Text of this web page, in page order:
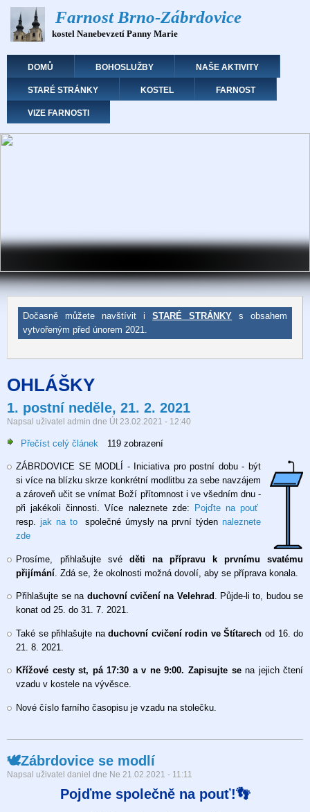
Přejít
hlavnímu
Farnost Brno-Zábrdovice
kostel Nanebevzetí Panny Marie
Hlavní navigace
DOMŮ BOHOSLUŽBY NAŠE AKTIVITY
STARÉ STRÁNKY KOSTEL FARNOST
VIZE FARNOSTI
Dočasně můžete navštívit iSTARÉ STRÁNKY s obsahem
vytvořeným před únorem 2021.
OHLÁŠKY
1. postní neděle, 21. 2. 2021
Napsal uživatel admin dne Út 23.02.2021 - 12:40
Přečíst celý článek
postní
neděle,
21.
2.
2021
119 zobrazení
ZÁBRDOVICE SE MODLÍ - Iniciativa pro postní dobu - být
si více na blízku skrze konkrétní modlitbu za sebe navzájem
a zároveň učit se vnímat Boží přítomnost i ve všedním dnu -
při jakékoli činnosti. Více naleznete zde:
Pojďte na pouť
resp.jak na tospolečné úmysly na první týden naleznete
zde
Prosíme, přihlašujte své děti na přípravu k prvnímu svatému
přijímání . Zdá se, že okolnosti možná dovolí, aby se příprava konala.
Přihlašujte se na duchovní cvičení na Velehrad . Půjde-li to, budou se
konat od 25. do 31. 7. 2021.
Také se přihlašujte naduchovní cvičení rodin ve Štítarech od 16. do
21. 8. 2021.
Křížové cesty st, pá 17:30 a v ne 9:00. Zapisujte sena jejich čtení
vzadu v kostele na vývěsce.
Nové číslo farního časopisu je vzadu na stolečku.
🕊Zábrdovice se modlí
Napsal uživatel daniel dne Ne 21.02.2021 - 11:11
Pojďme společně na pouť!👣